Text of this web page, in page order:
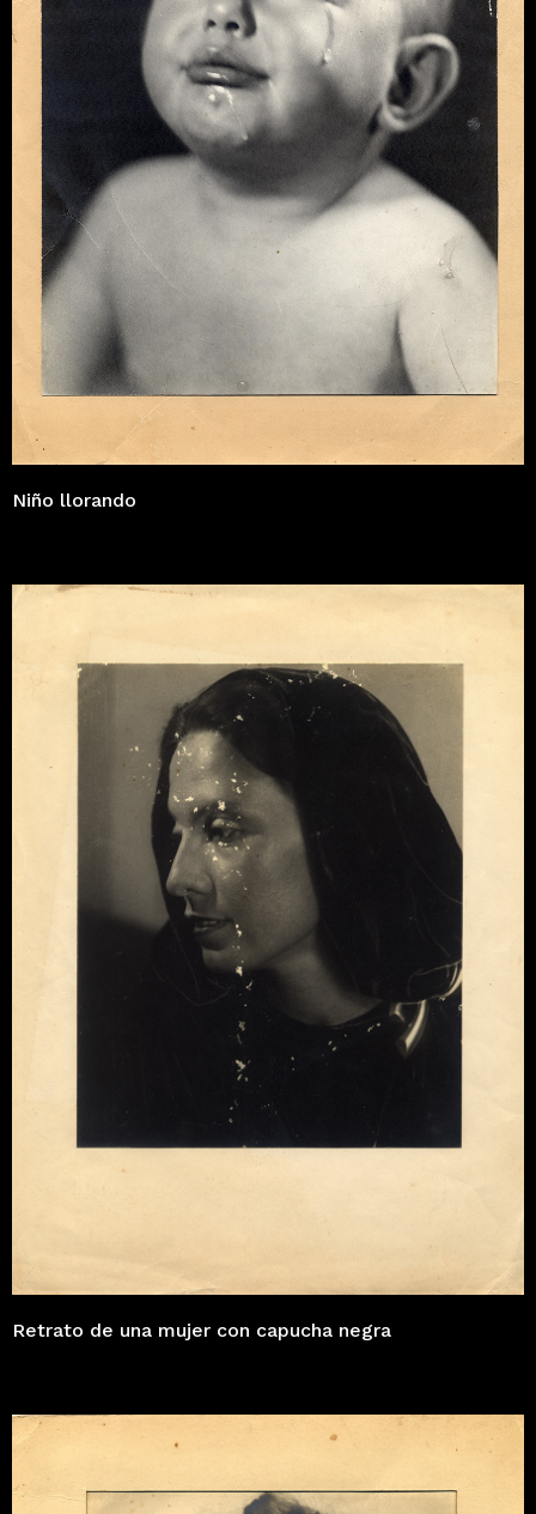
Niño llorando
Retrato de una mujer con capucha negra